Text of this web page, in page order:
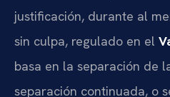
justificación, durante al
sin culpa, regulado en el
basa en la separación de
separación continuada, o